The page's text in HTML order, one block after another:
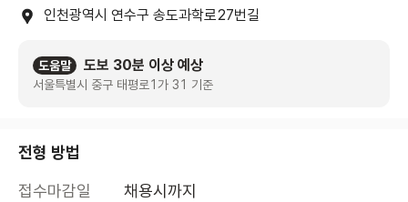
인천광역시 연수구 송도과학로27번길
도움말 도보 30분 이상 예상
서울특별시 중구 태평로1가 31 기준
전형 방법
접수마감일
채용시까지